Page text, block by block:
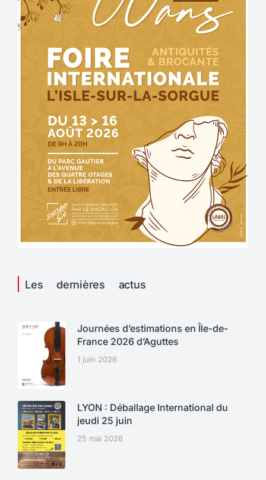
Les dernières actus
Journées d’estimations en Île-de-
France 2026 d’Aguttes
1 juin 2026
LYON : Déballage International du
jeudi 25 juin
25 mai 2026